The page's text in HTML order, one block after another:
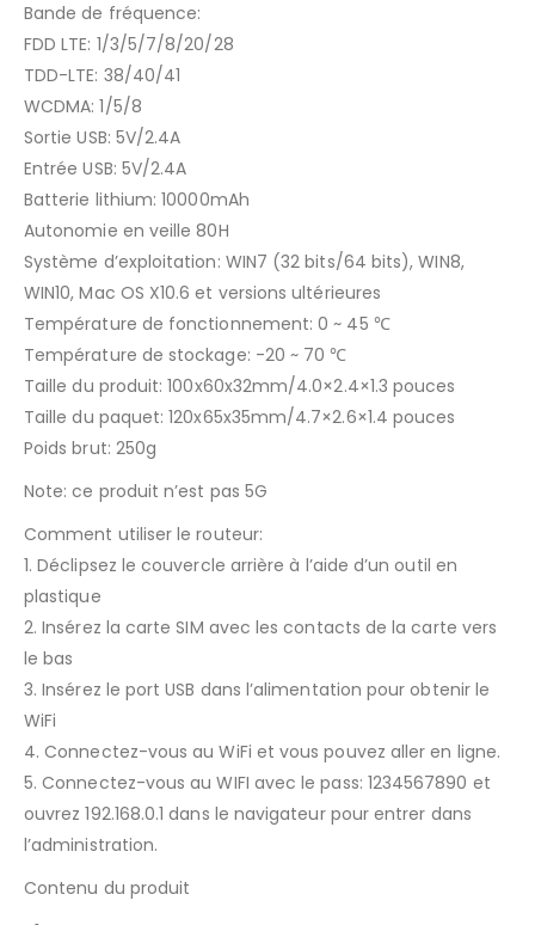
Bande de fréquence:
FDD LTE: 1/3/5/7/8/20/28
TDD-LTE: 38/40/41
WCDMA: 1/5/8
Sortie USB: 5V/2.4A
Entrée USB: 5V/2.4A
Batterie lithium: 10000mAh
Autonomie en veille 80H
Système d’exploitation: WIN7 (32 bits/64 bits), WIN8,
WIN10, Mac OS X10.6 et versions ultérieures
Température de fonctionnement: 0 ~ 45 ℃
Température de stockage: -20 ~ 70 ℃
Taille du produit: 100x60x32mm/4.0×2.4×1.3 pouces
Taille du paquet: 120x65x35mm/4.7×2.6×1.4 pouces
Poids brut: 250g
Note: ce produit n’est pas 5G
Comment utiliser le routeur:
1. Déclipsez le couvercle arrière à l’aide d’un outil en
plastique
2. Insérez la carte SIM avec les contacts de la carte vers
le bas
3. Insérez le port USB dans l’alimentation pour obtenir le
WiFi
4. Connectez-vous au WiFi et vous pouvez aller en ligne.
5. Connectez-vous au WIFI avec le pass: 1234567890 et
ouvrez 192.168.0.1 dans le navigateur pour entrer dans
l’administration.
Contenu du produit